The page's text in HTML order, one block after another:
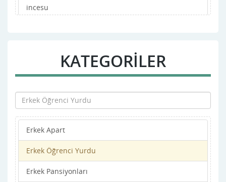
incesu
Özvatan
Pınarbaşı
Sariz
Sarıoğlan
Talas
KATEGORİLER
Erkek Apart
Erkek Öğrenci Yurdu
Erkek Pansiyonları